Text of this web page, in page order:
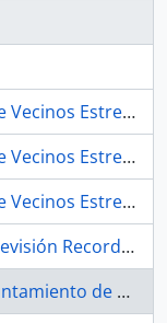
Inauguración de la Asociación de Vecinos Estrella Andaluza. 1979. Sevilla (España) 19.
Inauguración de la Asociación de Vecinos Estrella Andaluza. 1979. Sevilla (España) 20.
Inauguración de la Asociación de Vecinos Estrella Andaluza. 1979. Sevilla (España) 21.
Informativo Habla San Diego Televisión Recordado Por Ana Mill. 2021. Sevilla (España).
Informativo-documental del Ayuntamiento de Sevilla para la promoción de la participación ciudadana en el Plan General de Urbanismo. Sevilla (España).